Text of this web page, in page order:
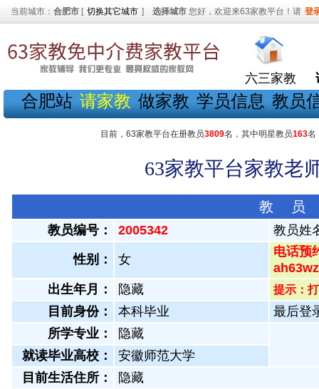
当前城市： 合肥市 [ 切换其它城市 ] 选择城市 您好，欢迎来63家教平台！请 登
六三家教
合肥站 请家教 做家教 学员信息 教员
目前，63家教平台在册教员3809名，其中明星教员163名
63家教平台家教老
教 员
教员编号： 2005342 教员姓
性别： 女
电话预
出生年月：
隐藏 提示：
目前身份： 本科毕业
最后登
所学专业：
隐藏
就读毕业高校：
安徽师范大学
目前生活住所：
隐藏